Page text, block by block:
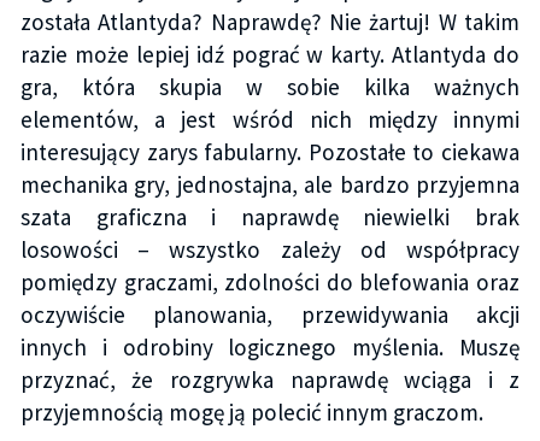
została Atlantyda? Naprawdę? Nie żartuj! W takim
razie może lepiej idź pograć w karty. Atlantyda do
gra, która skupia w sobie kilka ważnych
elementów, a jest wśród nich między innymi
interesujący zarys fabularny. Pozostałe to ciekawa
mechanika gry, jednostajna, ale bardzo przyjemna
szata graficzna i naprawdę niewielki brak
losowości – wszystko zależy od współpracy
pomiędzy graczami, zdolności do blefowania oraz
oczywiście planowania, przewidywania akcji
innych i odrobiny logicznego myślenia. Muszę
przyznać, że rozgrywka naprawdę wciąga i z
przyjemnością mogę ją polecić innym graczom.